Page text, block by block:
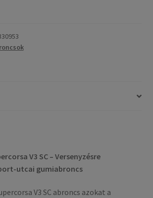
V3 SC – Versenyzésre
utcai gumiabroncs
V3 SC abroncs azokat a